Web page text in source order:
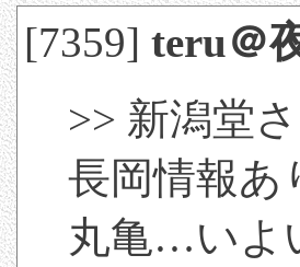
[7359]teru＠
>> 新潟堂
長岡情報あ
丸亀…いよ